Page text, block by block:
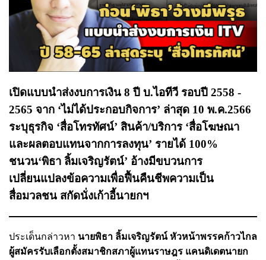
เปิดแบบนำส่งงบการเงิน 8 ปี บ.ไอทีวี รอบปี 2558 -
2565 จาก ‘ไม่ได้ประกอบกิจการ’ ล่าสุด 10 พ.ค.2566
ระบุธุรกิจ ‘สื่อโทรทัศน์’ สินค้า/บริการ ‘สื่อโฆษณา
และผลตอบแทนจากการลงทุน’ รายได้ 100%
ชนวน‘พิธา ลิ้มเจริญรัตน์’ อ้างมีขบวนการ
เปลี่ยนแปลงข้อความเพื่อฟื้นคืนชีพความเป็น
สื่อมวลชน สกัดนั่งเก้าอี้นายกฯ
ประเด็นกล่าวหา นายพิธา ลิ้มเจริญรัตน์ หัวหน้าพรรคก้าวไกล
ผู้สมัครรับเลือกตั้งสมาชิกสภาผู้แทนราษฎร แคนดิเดตนายก